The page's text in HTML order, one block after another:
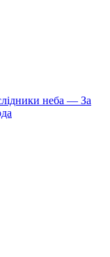
неба — За